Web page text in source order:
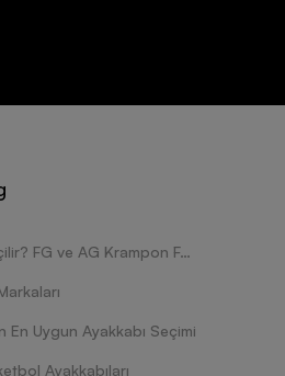
Krampon Nasıl Seçilir? FG ve AG Krampon Farkları Nelerdir?
En Uygun Ayakkabı Seçimi
Ayakkabıları